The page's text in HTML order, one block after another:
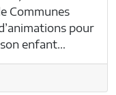
Communes
pour
enfant…